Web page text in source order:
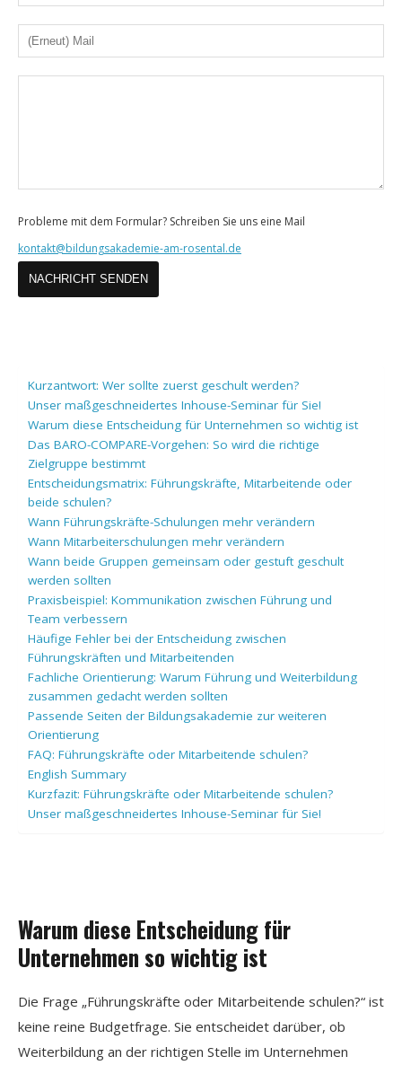
Adresse
(Erneut)
Mail
Probleme mit dem Formular? Schreiben Sie uns eine Mail
kontakt@bildungsakademie-am-rosental.de
Kurzantwort: Wer sollte zuerst geschult werden?
Unser maßgeschneidertes Inhouse-Seminar für Sie!
Warum diese Entscheidung für Unternehmen so wichtig ist
Das BARO-COMPARE-Vorgehen: So wird die richtige
Zielgruppe bestimmt
Entscheidungsmatrix: Führungskräfte, Mitarbeitende oder
beide schulen?
Wann Führungskräfte-Schulungen mehr verändern
Wann Mitarbeiterschulungen mehr verändern
Wann beide Gruppen gemeinsam oder gestuft geschult
werden sollten
Praxisbeispiel: Kommunikation zwischen Führung und
Team verbessern
Häufige Fehler bei der Entscheidung zwischen
Führungskräften und Mitarbeitenden
Fachliche Orientierung: Warum Führung und Weiterbildung
zusammen gedacht werden sollten
Passende Seiten der Bildungsakademie zur weiteren
Orientierung
FAQ: Führungskräfte oder Mitarbeitende schulen?
English Summary
Kurzfazit: Führungskräfte oder Mitarbeitende schulen?
Unser maßgeschneidertes Inhouse-Seminar für Sie!
Warum diese Entscheidung für
Unternehmen so wichtig ist
Die Frage „Führungskräfte oder Mitarbeitende schulen?“ ist
keine reine Budgetfrage. Sie entscheidet darüber, ob
Weiterbildung an der richtigen Stelle im Unternehmen